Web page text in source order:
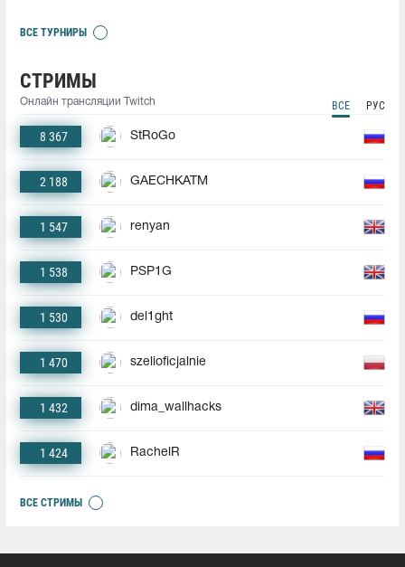
ВСЕ ТУРНИРЫ
СТРИМЫ
Онлайн трансляции Twitch ВСЕ РУС
8 367 StRoGo
2 188 GAECHKATM
1 547 renyan
1 538 PSP1G
1 530 del1ght
1 470 szelioficjalnie
1 432 dima_wallhacks
1 424 RachelR
ВСЕ СТРИМЫ